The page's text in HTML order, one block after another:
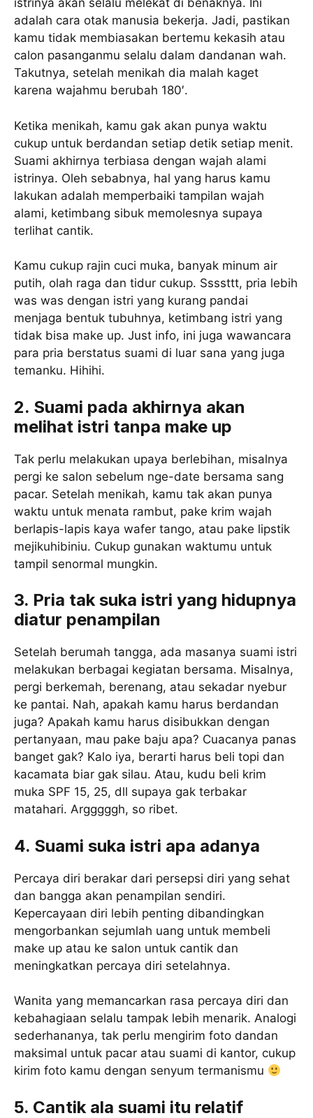
istrinya akan selalu melekat di benaknya. Ini
adalah cara otak manusia bekerja. Jadi, pastikan
kamu tidak membiasakan bertemu kekasih atau
calon pasanganmu selalu dalam dandanan wah.
Takutnya, setelah menikah dia malah kaget
karena wajahmu berubah 180′.
Ketika menikah, kamu gak akan punya waktu
cukup untuk berdandan setiap detik setiap menit.
Suami akhirnya terbiasa dengan wajah alami
istrinya. Oleh sebabnya, hal yang harus kamu
lakukan adalah memperbaiki tampilan wajah
alami, ketimbang sibuk memolesnya supaya
terlihat cantik.
Kamu cukup rajin cuci muka, banyak minum air
putih, olah raga dan tidur cukup. Ssssttt, pria lebih
was was dengan istri yang kurang pandai
menjaga bentuk tubuhnya, ketimbang istri yang
tidak bisa make up. Just info, ini juga wawancara
para pria berstatus suami di luar sana yang juga
temanku. Hihihi.
2. Suami pada akhirnya akan
melihat istri tanpa make up
Tak perlu melakukan upaya berlebihan, misalnya
pergi ke salon sebelum nge-date bersama sang
pacar. Setelah menikah, kamu tak akan punya
waktu untuk menata rambut, pake krim wajah
berlapis-lapis kaya wafer tango, atau pake lipstik
mejikuhibiniu. Cukup gunakan waktumu untuk
tampil senormal mungkin.
3. Pria tak suka istri yang hidupnya
diatur penampilan
Setelah berumah tangga, ada masanya suami istri
melakukan berbagai kegiatan bersama. Misalnya,
pergi berkemah, berenang, atau sekadar nyebur
ke pantai. Nah, apakah kamu harus berdandan
juga? Apakah kamu harus disibukkan dengan
pertanyaan, mau pake baju apa? Cuacanya panas
banget gak? Kalo iya, berarti harus beli topi dan
kacamata biar gak silau. Atau, kudu beli krim
muka SPF 15, 25, dll supaya gak terbakar
matahari. Argggggh, so ribet.
4. Suami suka istri apa adanya
Percaya diri berakar dari persepsi diri yang sehat
dan bangga akan penampilan sendiri.
Kepercayaan diri lebih penting dibandingkan
mengorbankan sejumlah uang untuk membeli
make up atau ke salon untuk cantik dan
meningkatkan percaya diri setelahnya.
Wanita yang memancarkan rasa percaya diri dan
kebahagiaan selalu tampak lebih menarik. Analogi
sederhananya, tak perlu mengirim foto dandan
maksimal untuk pacar atau suami di kantor, cukup
kirim foto kamu dengan senyum termanismu
5. Cantik ala suami itu relatif